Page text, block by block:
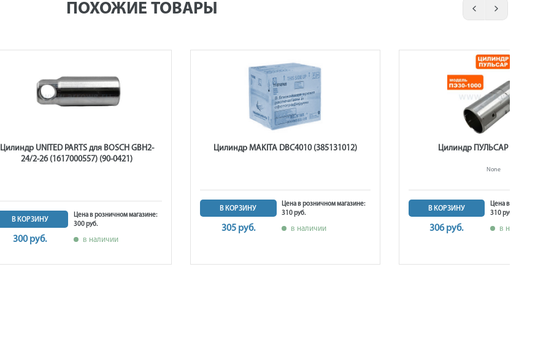
ПОХОЖИЕ ТОВАРЫ
Цилиндр UNITED PARTS для BOSCH GBH2-
24/2-26 (1617000557) (90-0421)
В КОРЗИНУ
300 руб.
Цена в розничном магазине:
300 руб.
в наличии
Цилиндр MAKITA DBC4010 (385131012)
В КОРЗИНУ
305 руб.
Цена в розничном магазине:
310 руб.
в наличии
Цилиндр ПУЛЬСАР ПЭ30-1000
None
В КОРЗИНУ
306 руб.
Цена в розничном
310 руб.
в наличии